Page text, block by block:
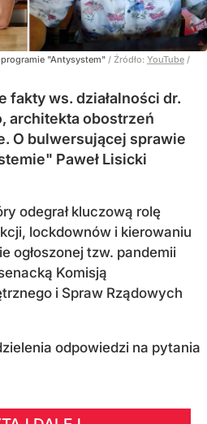
programie "Antysystem" / Źródło: YouTube /
fakty ws. działalności dr.
architekta obostrzeń
O bulwersującej sprawie
Paweł Lisicki
odegrał kluczową rolę
lockdownów i kierowaniu
ogłoszonej tzw. pandemii
Komisją
i Spraw Rządowych
odpowiedzi na pytania